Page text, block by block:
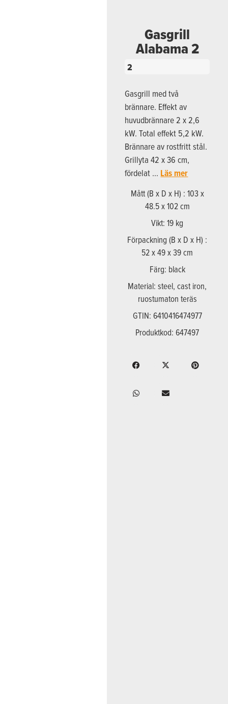
Gasgrill
Alabama 2
2
Gasgrill med två
brännare. Effekt av
huvudbrännare 2 x 2,6
kW. Total effekt 5,2 kW.
Brännare av rostfritt stål.
Grillyta 42 x 36 cm,
fördelat … Läs mer
Mått (B x D x H) : 103 x
48.5 x 102 cm
Vikt: 19 kg
Förpackning (B x D x H) :
52 x 49 x 39 cm
Färg: black
Material: steel, cast iron,
ruostumaton teräs
GTIN: 6410416474977
Produktkod: 647497